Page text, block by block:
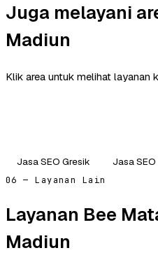
Juga melayani
Madiun
Klik area untuk melihat layanan
Jasa SEO Gresik Jasa
06 — Layanan Lain
Layanan Bee
Madiun